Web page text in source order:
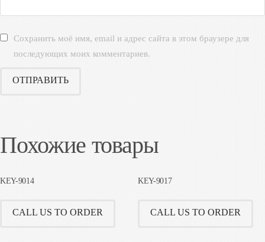
Сохранить моё имя, email и адрес сайта в этом браузере для
последующих моих комментариев.
Похожие товары
KEY-9014
CALL US TO ORDER
KEY-9017
CALL US TO ORDER